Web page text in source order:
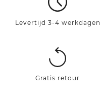
Levertijd 3-4 werkdagen
Gratis retour